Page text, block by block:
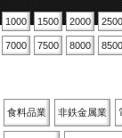
1000 1500 2000 2500
7000 7500 8000 8500
食料品業 非鉄金属業